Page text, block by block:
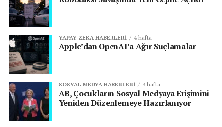
YAPAY ZEKA HABERLERI 4 hafta
Apple’dan OpenAI’a Ağır Suçlamalar
SOSYAL MEDYA HABERLERI 3 hafta
AB, Çocukların Sosyal Medyaya Erişimini
Yeniden Düzenlemeye Hazırlanıyor